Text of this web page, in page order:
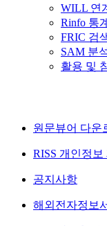
WILL 연
Rinfo 통
FRIC 검
SAM 분
활용 및
원문뷰어 다운
RISS 개인정보
공지사항
해외전자정보